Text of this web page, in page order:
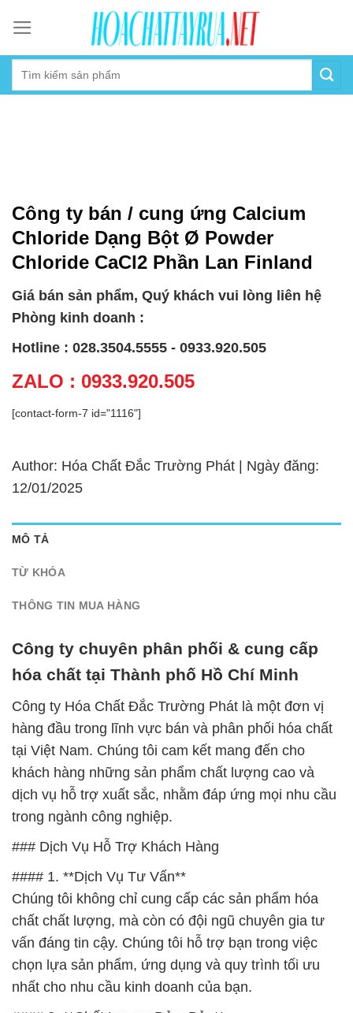
content
Công ty bán / cung ứng Calcium
Chloride Dạng Bột Ø Powder
Chloride CaCl2 Phần Lan Finland
Giá bán sản phẩm, Quý khách vui lòng liên hệ
Phòng kinh doanh :
Hotline : 028.3504.5555 - 0933.920.505
ZALO : 0933.920.505
[contact-form-7 id="1116"]
Author: Hóa Chất Đắc Trường Phát | Ngày đăng:
12/01/2025
MÔ TẢ
TỪ KHÓA
THÔNG TIN MUA HÀNG
Công ty chuyên phân phối & cung cấp
hóa chất tại Thành phố Hồ Chí Minh
Công ty Hóa Chất Đắc Trường Phát là một đơn vị
hàng đầu trong lĩnh vực bán và phân phối hóa chất
tại Việt Nam. Chúng tôi cam kết mang đến cho
khách hàng những sản phẩm chất lượng cao và
dịch vụ hỗ trợ xuất sắc, nhằm đáp ứng mọi nhu cầu
trong ngành công nghiệp.
### Dịch Vụ Hỗ Trợ Khách Hàng
#### 1. **Dịch Vụ Tư Vấn**
Chúng tôi không chỉ cung cấp các sản phẩm hóa
chất chất lượng, mà còn có đội ngũ chuyên gia tư
vấn đáng tin cậy. Chúng tôi hỗ trợ bạn trong việc
chọn lựa sản phẩm, ứng dụng và quy trình tối ưu
nhất cho nhu cầu kinh doanh của bạn.